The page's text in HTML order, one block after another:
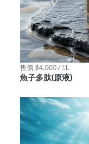
售價 $4,000 / 1L
魚子多肽(原液)